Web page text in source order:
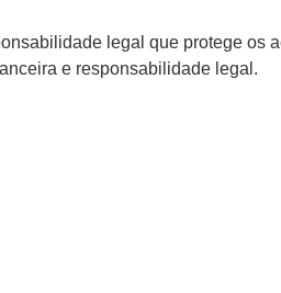
legal que protege os
e responsabilidade legal.